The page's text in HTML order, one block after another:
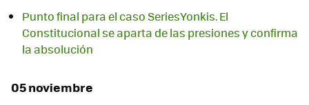
Punto final para el caso SeriesYonkis. El
Constitucional se aparta de las presiones y confirma
la absolución
05 noviembre